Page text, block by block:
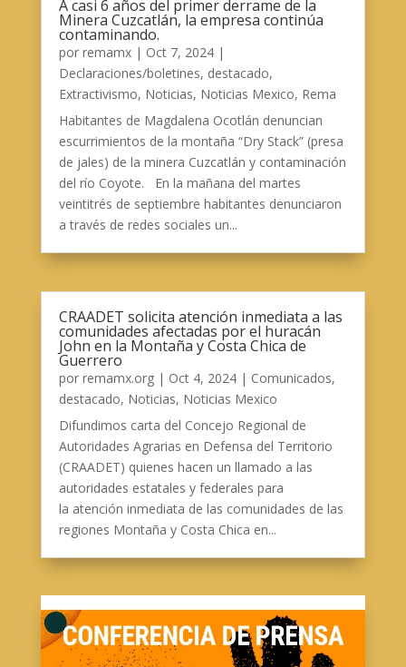
A casi 6 años del primer derrame de la
Minera Cuzcatlán, la empresa continúa
contaminando.
por remamx| Oct 7, 2024|
Declaraciones/boletines, destacado,
Extractivismo, Noticias, Noticias Mexico, Rema
Habitantes de Magdalena Ocotlán denuncian
escurrimientos de la montaña “Dry Stack” (presa
de jales) de la minera Cuzcatlán y contaminación
del río Coyote. En la mañana del martes
veintitrés de septiembre habitantes denunciaron
a través de redes sociales un...
CRAADET solicita atención inmediata a las
comunidades afectadas por el huracán
John en la Montaña y Costa Chica de
Guerrero
por remamx.org| Oct 4, 2024| Comunicados,
destacado, Noticias, Noticias Mexico
Difundimos carta del Concejo Regional de
Autoridades Agrarias en Defensa del Territorio
(CRAADET) quienes hacen un llamado a las
autoridades estatales y federales para
la atención inmediata de las comunidades de las
regiones Montaña y Costa Chica en...